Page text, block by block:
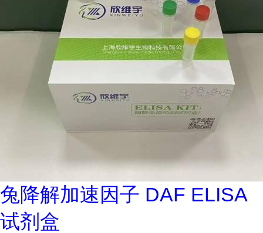
兔降解加速因子 DAF ELISA
试剂盒